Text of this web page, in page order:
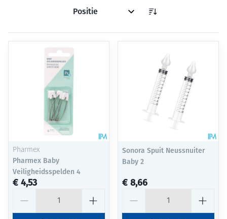
Sorteer op:
Pharmex
Pharmex Baby
Veiligheidsspelden 4
€ 4,53
Sonora Spuit Neussnuiter
Baby 2
€ 8,66